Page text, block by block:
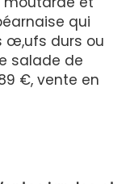
qui
œ,ufs durs ou
salade de
€, vente en